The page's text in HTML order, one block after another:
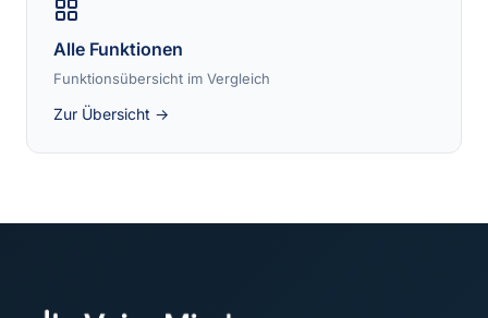
Alle Funktionen
Funktionsübersicht im Vergleich
Zur Übersicht →